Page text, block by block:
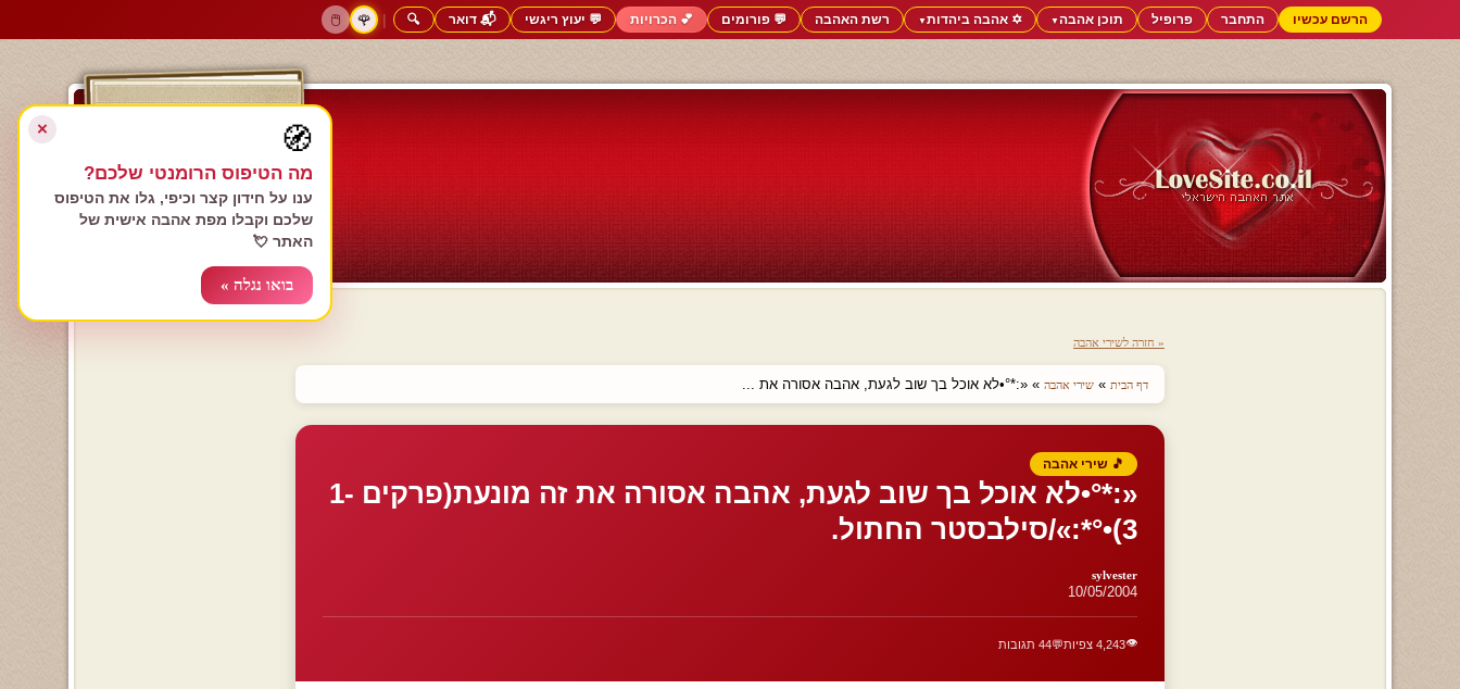
הרשם עכשיו התחבר פרופיל תוכן אהבה▼ ✡️ אהבה ביהדות▼ רשת האהבה 💬 פורומים 💕 הכרויות 💬 יעוץ ריגשי 📬 דואר 🔍
|
🌹
🖱️
הרשם עכשיו
התחבר
« חזרה לשירי אהבה
דף הבית » שירי אהבה » «:*°•לא אוכל בך שוב לגעת, אהבה אסורה את ...
🎵 שירי אהבה
«:*°•לא אוכל בך שוב לגעת, אהבה אסורה את זה מונעת(פרקים 1-
3)•°*:»/סילבסטר החתול.
sylvester
10/05/2004
👁️4,243 צפיות 💬44 תגובות